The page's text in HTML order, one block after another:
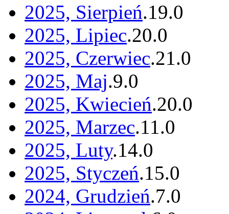
2025, Sierpień.19.0
2025, Lipiec.20.0
2025, Czerwiec.21.0
2025, Maj.9.0
2025, Kwiecień.20.0
2025, Marzec.11.0
2025, Luty.14.0
2025, Styczeń.15.0
2024, Grudzień.7.0